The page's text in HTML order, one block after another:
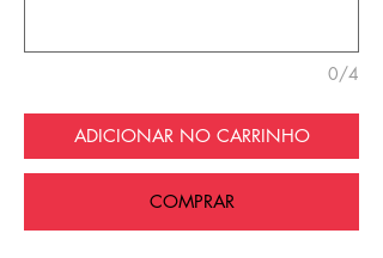
0/4
ADICIONAR NO CARRINHO
COMPRAR